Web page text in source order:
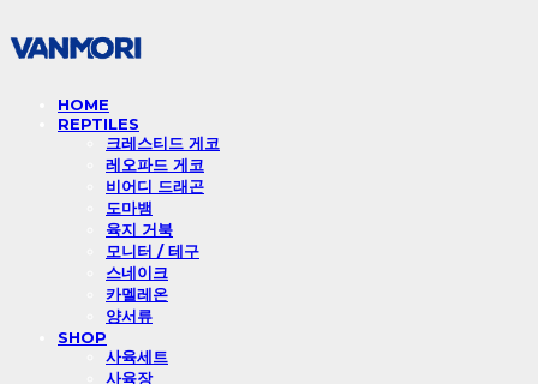
HOME
REPTILES
크레스티드 게코
레오파드 게코
비어디 드래곤
도마뱀
육지 거북
모니터 / 테구
스네이크
카멜레온
양서류
SHOP
사육세트
사육장